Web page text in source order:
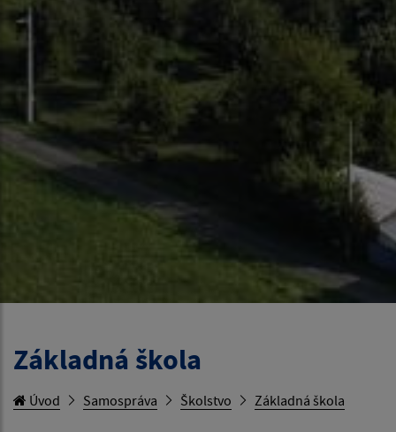
Základná škola
Úvod Samospráva Školstvo Základná škola